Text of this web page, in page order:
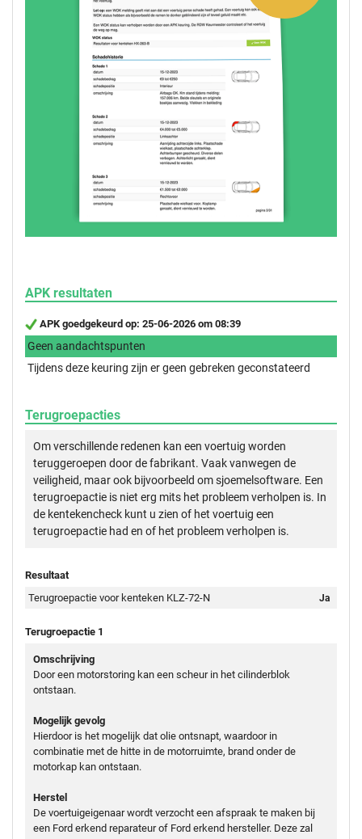
APK resultaten
APK goedgekeurd op: 25-06-2026 om 08:39
Geen aandachtspunten
Tijdens deze keuring zijn er geen gebreken geconstateerd
Terugroepacties
Om verschillende redenen kan een voertuig worden
teruggeroepen door de fabrikant. Vaak vanwegen de
veiligheid, maar ook bijvoorbeeld om sjoemelsoftware. Een
terugroepactie is niet erg mits het probleem verholpen is. In
de kentekencheck kunt u zien of het voertuig een
terugroepactie had en of het probleem verholpen is.
Resultaat
Terugroepactie voor kenteken KLZ-72-N
Ja
Terugroepactie 1
Omschrijving
Door een motorstoring kan een scheur in het cilinderblok
ontstaan.
Mogelijk gevolg
Hierdoor is het mogelijk dat olie ontsnapt, waardoor in
combinatie met de hitte in de motorruimte, brand onder de
motorkap kan ontstaan.
Herstel
De voertuigeigenaar wordt verzocht een afspraak te maken bij
een Ford erkend reparateur of Ford erkend hersteller. Deze zal